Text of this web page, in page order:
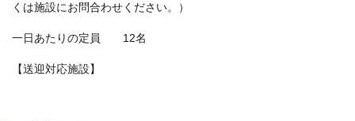
くは施設にお問合わせください。）
一日あたりの定員 12名
【送迎対応施設】